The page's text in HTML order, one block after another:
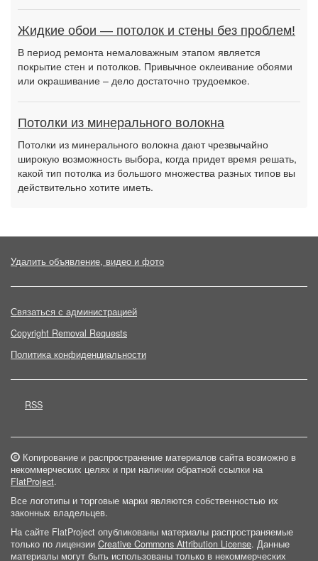
Жидкие обои — потолок и стены без проблем!
В период ремонта немаловажным этапом является
покрытие стен и потолков. Привычное оклеивание обоями
или окрашивание – дело достаточно трудоемкое.
Потолки из минерального волокна
Потолки из минерального волокна дают чрезвычайно
широкую возможность выбора, когда придет время решать,
какой тип потолка из большого множества разных типов вы
действительно хотите иметь.
Удалить объявление, видео и фото
Связаться с администрацией
Copyright Removal Requests
Политика конфиденциальности
RSS
Копирование и распространение материалов сайта возможно в
некоммерческих целях и при наличии обратной ссылки на
FlatProject.
Все логотипы и торговые марки являются собственностью их
законных владельцев.
На сайте FlatProject опубликованы материалы распространяемые
только по лицензии Creative Commons Attribution License. Данные
материалы могут быть использованы только в некоммерческих